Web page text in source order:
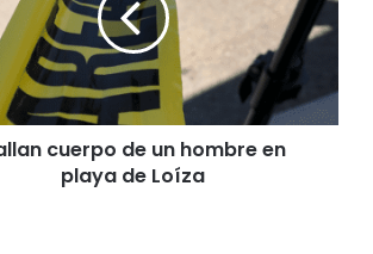
cuerpo de un hombre en
playa de Loíza